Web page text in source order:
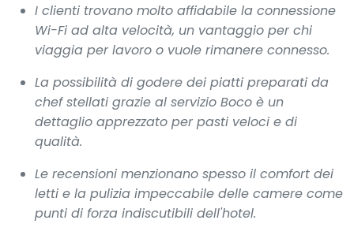
I clienti trovano molto affidabile la connessione
Wi-Fi ad alta velocità, un vantaggio per chi
viaggia per lavoro o vuole rimanere connesso.
La possibilità di godere dei piatti preparati da
chef stellati grazie al servizio Boco è un
dettaglio apprezzato per pasti veloci e di
qualità.
Le recensioni menzionano spesso il comfort dei
letti e la pulizia impeccabile delle camere come
punti di forza indiscutibili dell'hotel.